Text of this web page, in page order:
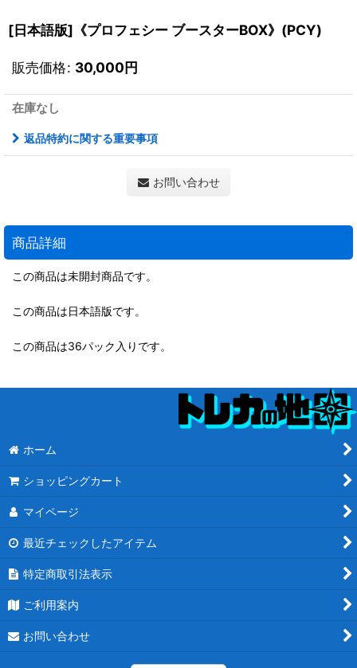
[日本語版]《プロフェシー ブースターBOX》(PCY)
販売価格: 30,000円
在庫なし
返品特約に関する重要事項
お問い合わせ
商品詳細
この商品は未開封商品です。
この商品は日本語版です。
この商品は36パック入りです。
ホーム
ショッピングカート
マイページ
最近チェックしたアイテム
特定商取引法表示
ご利用案内
お問い合わせ